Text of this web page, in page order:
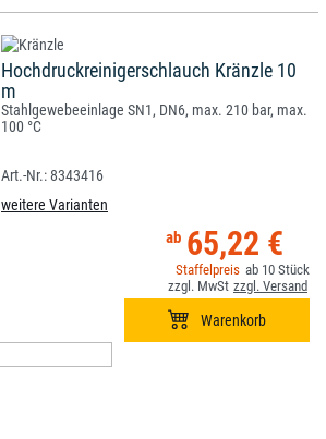
Hochdruckreinigerschlauch Kränzle 10
m
Stahlgewebeeinlage SN1, DN6, max. 210 bar, max.
100 °C
8343416
weitere Varianten
65,22 €
10